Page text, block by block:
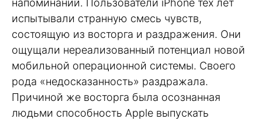
испытывали странную смесь чувств,
состоящую из восторга и раздражения. Они
ощущали нереализованный потенциал новой
мобильной операционной системы. Своего
рода «недосказанность» раздражала.
Причиной же восторга была осознанная
людьми способность Apple выпускать